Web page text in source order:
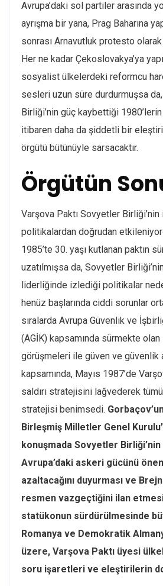
Avrupa’daki sol partiler arasında
ayrışma bir yana, Prag Baharına
sonrası Arnavutluk protesto olarak
Her ne kadar Çekoslovakya’ya
sosyalist ülkelerdeki reformcu
sesleri uzun süre durdurmuşsa
Birliği’nin güç kaybettiği
itibaren daha da şiddetli bir
örgütü bütünüyle sarsacaktır.
Örgütün
Varşova Paktı Sovyetler
politikalardan doğrudan
1985’te 30. yaşı kutlanan paktın
uzatılmışsa da, Sovyetler
liderliğinde izlediği politikalar
henüz başlarında ciddi sorunlar
sıralarda Avrupa Güvenlik ve
(AGİK) kapsamında sürmekte
görüşmeleri ile güven ve güvenlik
kapsamında, Mayıs 1987’de
saldırı stratejisini lağvederek
stratejisi benimsedi.
Birleşmiş Milletler Genel
konuşmada Sovyetler
Avrupa’daki askeri gücünü
azaltacağını duyurması ve
resmen vazgeçtiğini ilan
statükonun sürdürülmesinde
Romanya ve Demokratik
üzere, Varşova Paktı üyesi
soru işaretleri ve eleştirilerin